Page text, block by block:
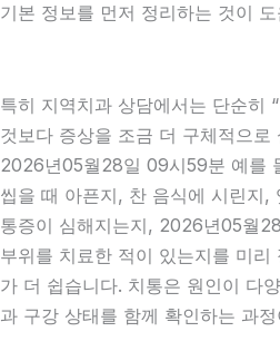
기본 정보를 먼저 정리하는 것이
특히 지역치과 상담에서는 단순히
것보다 증상을 조금 더 구체적으로
2026년05월28일 09시59분 예를
씹을 때 아픈지, 찬 음식에 시린지,
통증이 심해지는지, 2026년05월
부위를 치료한 적이 있는지를 미리
가 더 쉽습니다. 치통은 원인이 다
과 구강 상태를 함께 확인하는 과